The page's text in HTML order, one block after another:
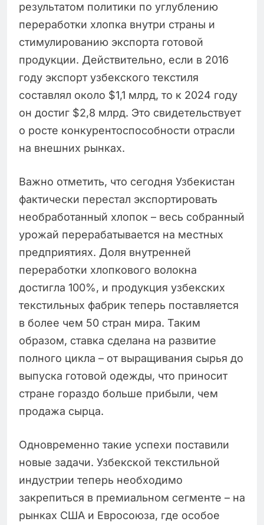
результатом политики по углублению
переработки хлопка внутри страны и
стимулированию экспорта готовой
продукции. Действительно, если в 2016
году экспорт узбекского текстиля
составлял около $1,1 млрд, то к 2024 году
он достиг $2,8 млрд. Это свидетельствует
о росте конкурентоспособности отрасли
на внешних рынках.
Важно отметить, что сегодня Узбекистан
фактически перестал экспортировать
необработанный хлопок – весь собранный
урожай перерабатывается на местных
предприятиях. Доля внутренней
переработки хлопкового волокна
достигла 100%, и продукция узбекских
текстильных фабрик теперь поставляется
в более чем 50 стран мира. Таким
образом, ставка сделана на развитие
полного цикла – от выращивания сырья до
выпуска готовой одежды, что приносит
стране гораздо больше прибыли, чем
продажа сырца.
Одновременно такие успехи поставили
новые задачи. Узбекской текстильной
индустрии теперь необходимо
закрепиться в премиальном сегменте – на
рынках США и Евросоюза, где особое